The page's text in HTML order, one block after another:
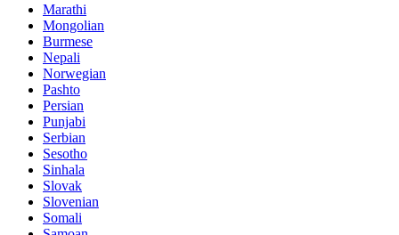
Marathi
Mongolian
Burmese
Nepali
Norwegian
Pashto
Persian
Punjabi
Serbian
Sesotho
Sinhala
Slovak
Slovenian
Somali